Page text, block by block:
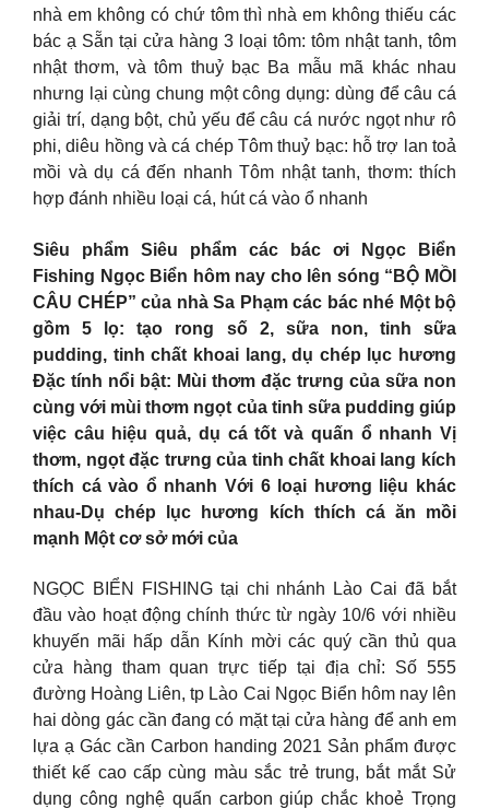
nhà em không có chứ tôm thì nhà em không thiếu các
bác ạ Sẵn tại cửa hàng 3 loại tôm: tôm nhật tanh, tôm
nhật thơm, và tôm thuỷ bạc Ba mẫu mã khác nhau
nhưng lại cùng chung một công dụng: dùng để câu cá
giải trí, dạng bột, chủ yếu để câu cá nước ngọt như rô
phi, diêu hồng và cá chép Tôm thuỷ bạc: hỗ trợ lan toả
mồi và dụ cá đến nhanh Tôm nhật tanh, thơm: thích
hợp đánh nhiều loại cá, hút cá vào ổ nhanh
Siêu phẩm Siêu phẩm các bác ơi Ngọc Biển
Fishing Ngọc Biển hôm nay cho lên sóng “BỘ MỒI
CÂU CHÉP” của nhà Sa Phạm các bác nhé Một bộ
gồm 5 lọ: tạo rong số 2, sữa non, tinh sữa
pudding, tinh chất khoai lang, dụ chép lục hương
Đặc tính nổi bật: Mùi thơm đặc trưng của sữa non
cùng với mùi thơm ngọt của tinh sữa pudding giúp
việc câu hiệu quả, dụ cá tốt và quấn ổ nhanh Vị
thơm, ngọt đặc trưng của tinh chất khoai lang kích
thích cá vào ổ nhanh Với 6 loại hương liệu khác
nhau-Dụ chép lục hương kích thích cá ăn mồi
mạnh Một cơ sở mới của
NGỌC BIỂN FISHING tại chi nhánh Lào Cai đã bắt
đầu vào hoạt động chính thức từ ngày 10/6 với nhiều
khuyến mãi hấp dẫn Kính mời các quý cần thủ qua
cửa hàng tham quan trực tiếp tại địa chỉ: Số 555
đường Hoàng Liên, tp Lào Cai Ngọc Biển hôm nay lên
hai dòng gác cần đang có mặt tại cửa hàng để anh em
lựa ạ Gác cần Carbon handing 2021 Sản phẩm được
thiết kế cao cấp cùng màu sắc trẻ trung, bắt mắt Sử
dụng công nghệ quấn carbon giúp chắc khoẻ Trọng